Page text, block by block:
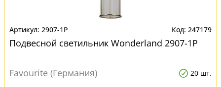
2907-1P 247179
Подвесной светильник Wonderland 2907-1P
Favourite (Германия) 20 шт.